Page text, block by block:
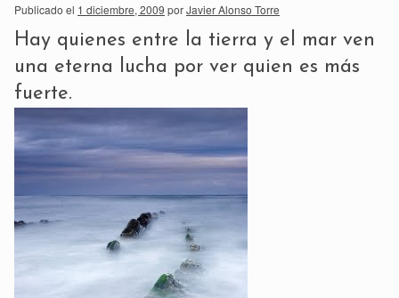
Publicado el 1 diciembre, 2009 porJavier Alonso Torre
Hay quienes entre la tierra y el mar ven
una eterna lucha por ver quien es más
fuerte.